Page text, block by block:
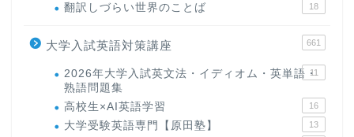
翻訳しづらい世界のことば 18
大学入試英語対策講座 661
2026年大学入試英文法・イディオム・英単語・
熟語問題集
11
高校生×AI英語学習 16
大学受験英語専門【原田塾】 13